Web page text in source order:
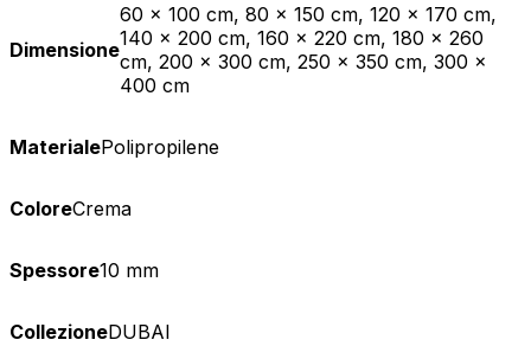
Dimensione
60 x 100 cm, 80 x 150 cm, 120 x 170 cm,
140 x 200 cm, 160 x 220 cm, 180 x 260
cm, 200 x 300 cm, 250 x 350 cm, 300 x
400 cm
MaterialePolipropilene
ColoreCrema
Spessore10 mm
CollezioneDUBAI